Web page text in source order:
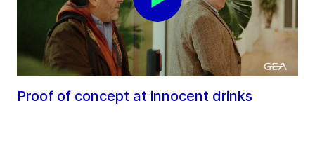
Proof of concept at innocent drinks